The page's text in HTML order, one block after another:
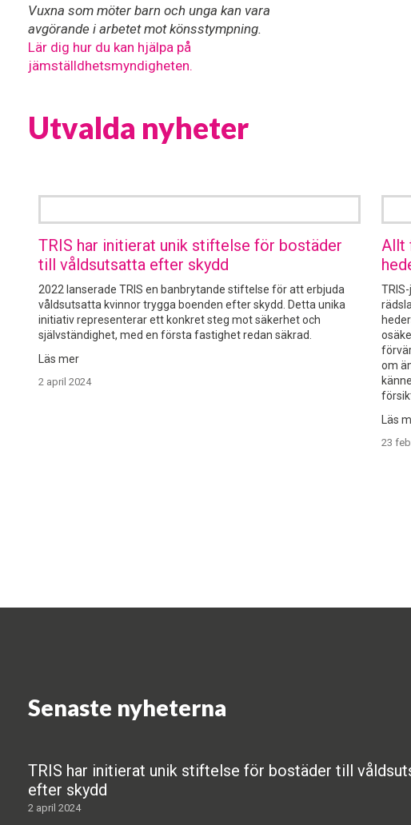
Vuxna som möter barn och unga kan vara
avgörande i arbetet mot könsstympning.
Lär dig hur du kan hjälpa på
jämställdhetsmyndigheten.
Utvalda nyheter
TRIS har initierat unik stiftelse för bostäder
till våldsutsatta efter skydd
2022 lanserade TRIS en banbrytande stiftelse för att erbjuda
våldsutsatta kvinnor trygga boenden efter skydd. Detta unika
initiativ representerar ett konkret steg mot säkerhet och
självständighet, med en första fastighet redan säkrad.
2 april 2024
Allt
om
23
Senaste nyheterna
TRIS har initierat unik stiftelse för bostäder till
efter skydd
2 april 2024